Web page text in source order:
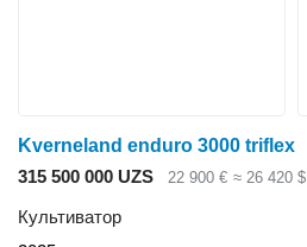
Kverneland enduro 3000 triflex
315 500 000 UZS
22 900 € ≈ 26 420 $
Культиватор